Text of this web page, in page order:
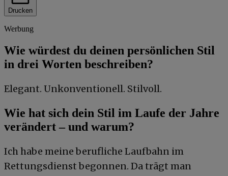
Drucken
Werbung
Wie würdest du deinen persönlichen Stil
in drei Worten beschreiben?
Elegant. Unkonventionell. Stilvoll.
Wie hat sich dein Stil im Laufe der Jahre
verändert – und warum?
Ich habe meine berufliche Laufbahn im
Rettungsdienst begonnen. Da trägt man